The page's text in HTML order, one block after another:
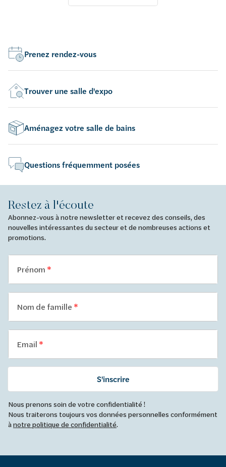
Prenez rendez-vous
Trouver une salle d'expo
Aménagez votre salle de bains
Questions fréquemment posées
Restez à l'écoute
Abonnez-vous à notre newsletter et recevez des conseils, des
nouvelles intéressantes du secteur et de nombreuses actions et
promotions.
Prénom
Nom de famille
Email
S'inscrire
Nous prenons soin de votre confidentialité !
Nous traiterons toujours vos données personnelles conformément
ànotre politique de confidentialité.